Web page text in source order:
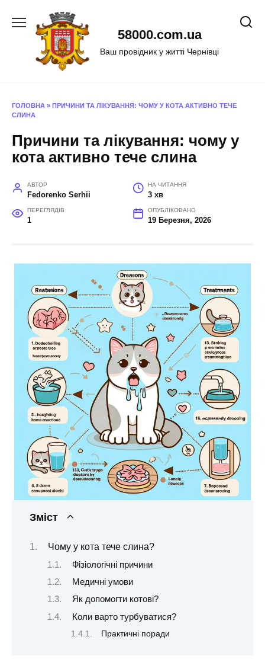
58000.com.ua
Ваш провідник у житті Чернівці
ГОЛОВНА » ПРИЧИНИ ТА ЛІКУВАННЯ: ЧОМУ У КОТА АКТИВНО ТЕЧЕ
СЛИНА
Причини та лікування: чому у
кота активно тече слина
АВТОР
Fedorenko Serhii
НА ЧИТАННЯ
3 хв
ПЕРЕГЛЯДІВ
1
ОПУБЛІКОВАНО
19 Березня, 2026
Зміст
Чому у кота тече слина?
Фізіологічні причини
Медичні умови
Як допомогти котові?
Коли варто турбуватися?
Практичні поради